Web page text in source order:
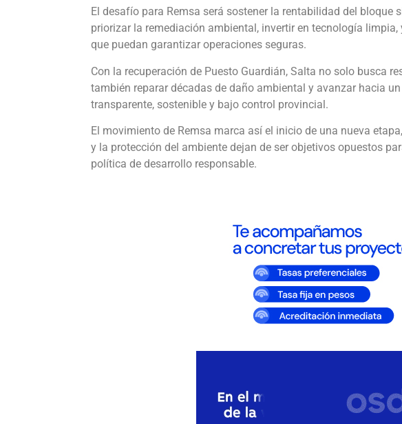
El desafío para Remsa será sostener la rentabilidad del bloque
priorizar la remediación ambiental, invertir en tecnología
que puedan garantizar operaciones seguras.
Con la recuperación de Puesto Guardián, Salta no solo busca
también reparar décadas de daño ambiental y avanzar hacia
transparente, sostenible y bajo control provincial.
El movimiento de Remsa marca así el inicio de una nueva
y la protección del ambiente dejan de ser objetivos opuestos
política de desarrollo responsable.